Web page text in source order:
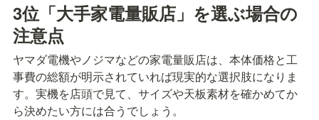
3位「大手家電量販店」を選ぶ場合の
注意点
ヤマダ電機やノジマなどの家電量販店は、本体価格と工
事費の総額が明示されていれば現実的な選択肢になりま
す。実機を店頭で見て、サイズや天板素材を確かめてか
ら決めたい方には合うでしょう。